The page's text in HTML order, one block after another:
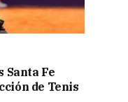
Santa Fe
de Tenis